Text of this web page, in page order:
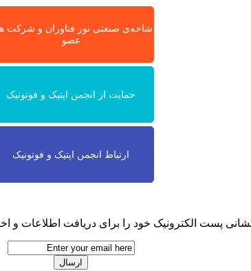
شاخه‌ی صنعتی نور فناوران و شرکت
عضو
حمایت از انجمن اپتیک و فوتونیک
ارتباط انجمن اپتیک و فوتونیک
پست الکترونیک خود را برای دریافت اطلاعات و